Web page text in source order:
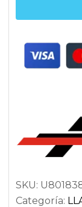
POLISHED
5X112
ET38
SKU:
Categoría: